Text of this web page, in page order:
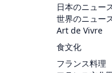
日本のニュー
世界のニュー
Art de Vivre
食文化
フランス料理